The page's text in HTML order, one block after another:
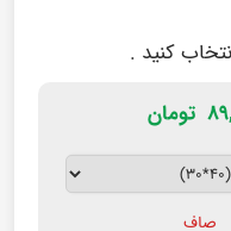
کنید .
تومان
صاف